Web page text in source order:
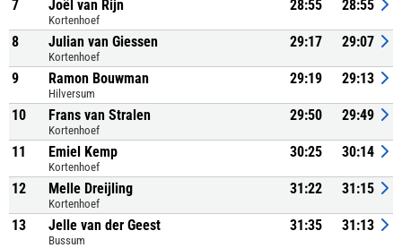
7 Joël van Rijn
Kortenhoef
28:55 28:55
8 Julian van Giessen
Kortenhoef
29:17 29:07
9 Ramon Bouwman
Hilversum
29:19 29:13
10 Frans van Stralen
Kortenhoef
29:50 29:49
11 Emiel Kemp
Kortenhoef
30:25 30:14
12 Melle Dreijling
Kortenhoef
31:22 31:15
13 Jelle van der Geest
Bussum
31:35 31:13